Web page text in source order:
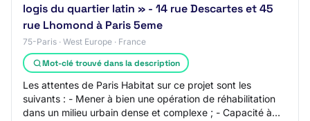
logis du quartier latin » - 14 rue Descartes et 45
rue Lhomond à Paris 5eme
75-Paris · West Europe · France
Mot-clé trouvé dans la description
Les attentes de Paris Habitat sur ce projet sont les
suivants : - Mener à bien une opération de réhabilitation
dans un milieu urbain dense et complexe ; - Capacité à